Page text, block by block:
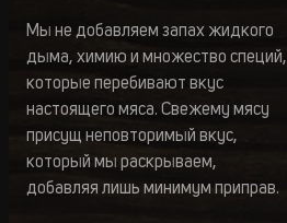
Мы не добавляем запах жидкого
дыма, химию и множество специй,
которые перебивают вкус
настоящего мяса. Свежему мясу
присущ неповторимый вкус,
который мы раскрываем,
добавляя лишь минимум приправ.